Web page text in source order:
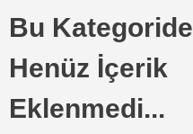
Bu Kategoride
Henüz İçerik
Eklenmedi...